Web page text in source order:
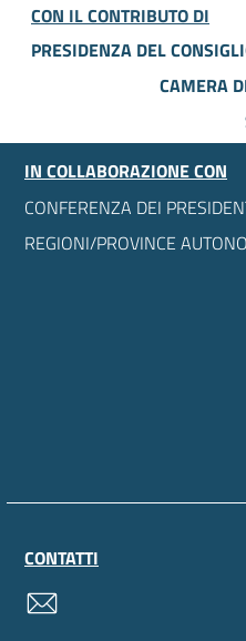
CON IL CONTRIBUTO DI
PRESIDENZA DEL
CAMERA
IN COLLABORAZIONE CON
CONFERENZA DEI
REGIONI/PROVINCE
CONTATTI